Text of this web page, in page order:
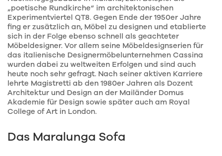
„poetische Rundkirche“ im architektonischen
Experimentviertel QT8. Gegen Ende der 1950er Jahre
fing er zusätzlich an, Möbel zu designen und etablierte
sich in der Folge ebenso schnell als geachteter
Möbeldesigner. Vor allem seine Möbeldesignserien für
das italienische Designermöbelunternehmen Cassina
wurden dabei zu weltweiten Erfolgen und sind auch
heute noch sehr gefragt. Nach seiner aktiven Karriere
lehrte Magistretti ab den 1980er Jahren als Dozent
Architektur und Design an der Mailänder Domus
Akademie für Design sowie später auch am Royal
College of Art in London.
Das Maralunga Sofa